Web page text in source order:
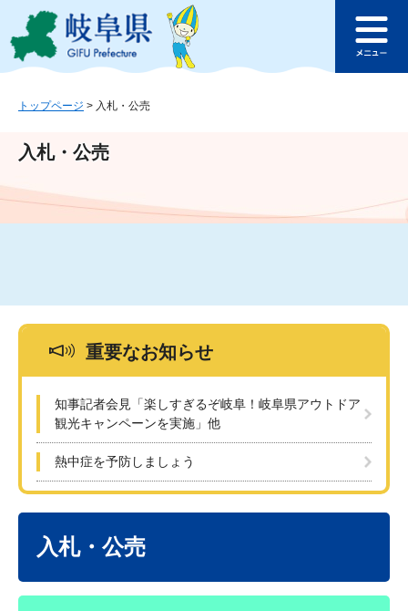
ジ
ュ
文
このページの本文へ
ュ
トップページ > 入札・公売
入札・公売
重要なお知らせ
知事記者会見「楽しすぎるぞ岐阜！岐阜県アウトドア
観光キャンペーンを実施」他
熱中症を予防しましょう
入札・公売